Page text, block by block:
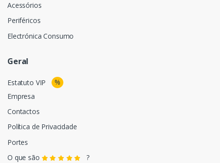
Acessórios
Periféricos
Electrónica Consumo
Geral
Estatuto VIP
%
Empresa
Contactos
Política de Privacidade
Portes
O que são
?